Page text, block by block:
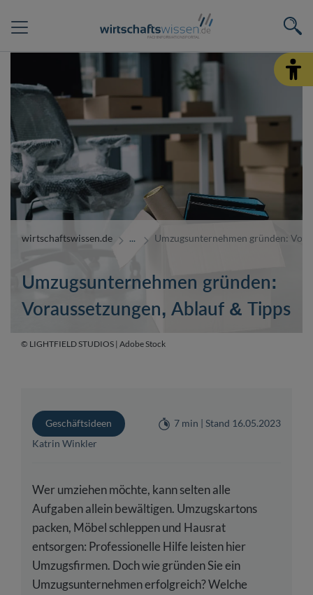
wirtschaftswissen.de Umzugsunternehmen gründen:
Umzugsunternehmen gründen:
Voraussetzungen, Ablauf & Tipps
© LIGHTFIELD STUDIOS | Adobe Stock
Geschäftsideen
7 min | Stand 16.05.2023
Katrin Winkler
Wer umziehen möchte, kann selten alle
Aufgaben allein bewältigen. Umzugskartons
packen, Möbel schleppen und Hausrat
entsorgen: Professionelle Hilfe leisten hier
Umzugsfirmen. Doch wie gründen Sie ein
Umzugsunternehmen erfolgreich? Welche